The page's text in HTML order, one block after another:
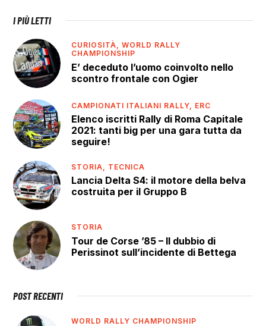
I PIÙ LETTI
CURIOSITÀ,WORLD RALLY
CHAMPIONSHIP
E’ deceduto l’uomo coinvolto nello
scontro frontale con Ogier
CAMPIONATI ITALIANI RALLY, ERC
Elenco iscritti Rally di Roma Capitale
2021: tanti big per una gara tutta da
seguire!
STORIA, TECNICA
Lancia Delta S4: il motore della belva
costruita per il Gruppo B
STORIA
Tour de Corse ’85 – Il dubbio di
Perissinot sull’incidente di Bettega
POST RECENTI
WORLD RALLY CHAMPIONSHIP